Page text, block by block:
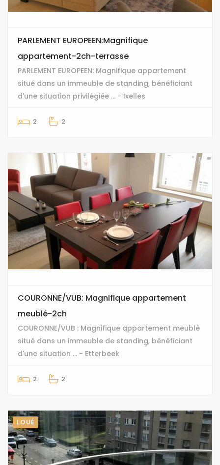
PARLEMENT EUROPEEN:Magnifique
appartement-2ch-terrasse
PARLEMENT EUROPEEN: Magnifique appartement
situé dans un immeuble de standing, bénéficiant
d'une situation privilégiée ... - Ixelles
2 2
COURONNE/VUB: Magnifique appartement
meublé-2ch
COURONNE/VUB : Magnifique appartement meublé
situé dans un immeuble de standing, bénéficiant
d'une situation ... - Etterbeek
2 2
LOUÉ